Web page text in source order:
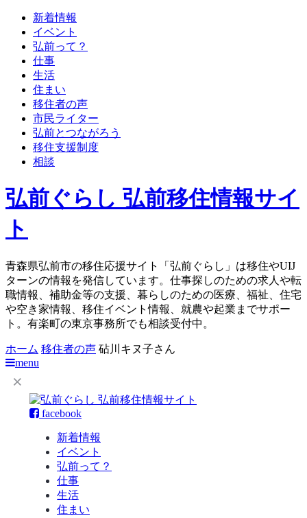
新着情報
イベント
弘前って？
仕事
生活
住まい
移住者の声
市民ライター
弘前とつながろう
移住支援制度
相談
弘前ぐらし 弘前移住情報サイ
ト
青森県弘前市の移住応援サイト「弘前ぐらし」は移住やUIJ
ターンの情報を発信しています。仕事探しのための求人や転
職情報、補助金等の支援、暮らしのための医療、福祉、住宅
や空き家情報、移住イベント情報、就農や起業までサポー
ト。有楽町の東京事務所でも相談受付中。
ホーム 移住者の声 砧川キヌ子さん
menu
facebook
新着情報
イベント
弘前って？
仕事
生活
住まい